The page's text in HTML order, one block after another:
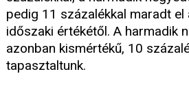
pedig 11 százalékkal maradt
időszaki értékétől. A harmadik
azonban kismértékű, 10
tapasztaltunk.